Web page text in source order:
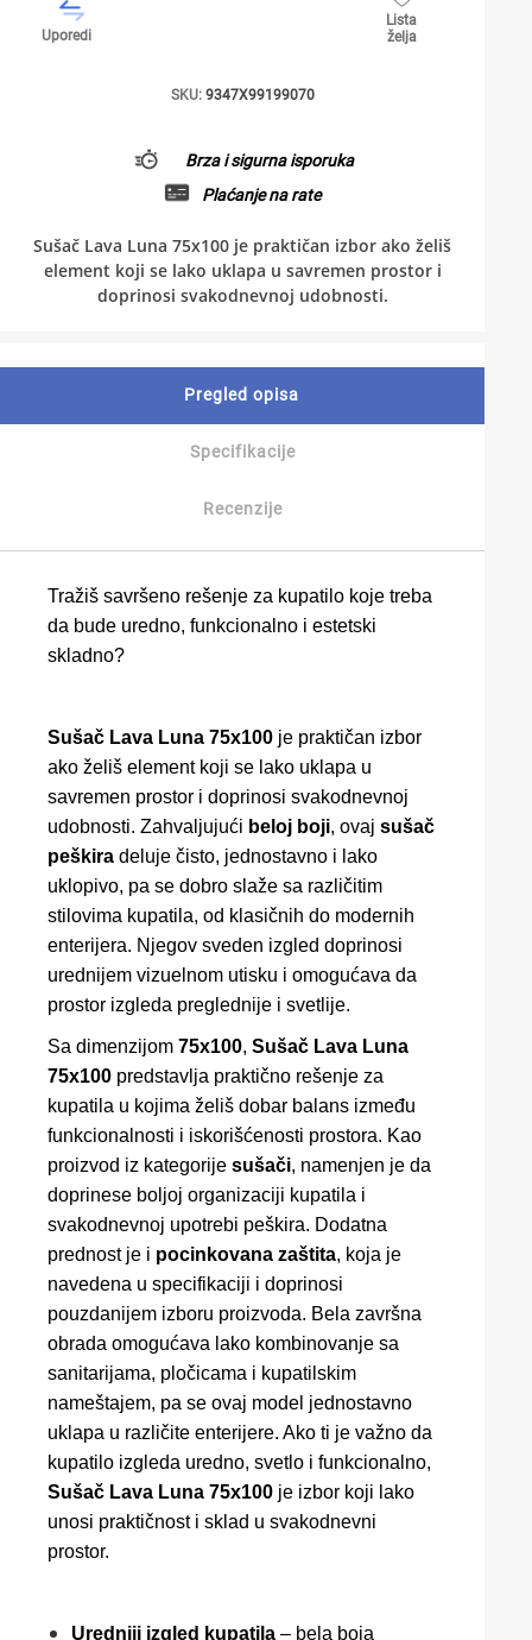
Uporedi
Lista
želja
SKU: 9347X99199070
Brza i sigurna isporuka
Plaćanje na rate
Sušač Lava Luna 75x100 je praktičan izbor ako želiš
element koji se lako uklapa u savremen prostor i
doprinosi svakodnevnoj udobnosti.
Pregled opisa
Specifikacije
Recenzije
Tražiš savršeno rešenje za kupatilo koje treba
da bude uredno, funkcionalno i estetski
skladno?
Sušač Lava Luna 75x100 je praktičan izbor
ako želiš element koji se lako uklapa u
savremen prostor i doprinosi svakodnevnoj
udobnosti. Zahvaljujući beloj boji, ovaj sušač
peškira deluje čisto, jednostavno i lako
uklopivo, pa se dobro slaže sa različitim
stilovima kupatila, od klasičnih do modernih
enterijera. Njegov sveden izgled doprinosi
urednijem vizuelnom utisku i omogućava da
prostor izgleda preglednije i svetlije.
Sa dimenzijom 75x100, Sušač Lava Luna
75x100 predstavlja praktično rešenje za
kupatila u kojima želiš dobar balans između
funkcionalnosti i iskorišćenosti prostora. Kao
proizvod iz kategorije sušači, namenjen je da
doprinese boljoj organizaciji kupatila i
svakodnevnoj upotrebi peškira. Dodatna
prednost je i pocinkovana zaštita, koja je
navedena u specifikaciji i doprinosi
pouzdanijem izboru proizvoda. Bela završna
obrada omogućava lako kombinovanje sa
sanitarijama, pločicama i kupatilskim
nameštajem, pa se ovaj model jednostavno
uklapa u različite enterijere. Ako ti je važno da
kupatilo izgleda uredno, svetlo i funkcionalno,
Sušač Lava Luna 75x100 je izbor koji lako
unosi praktičnost i sklad u svakodnevni
prostor.
Uredniji izgled kupatila – bela boja